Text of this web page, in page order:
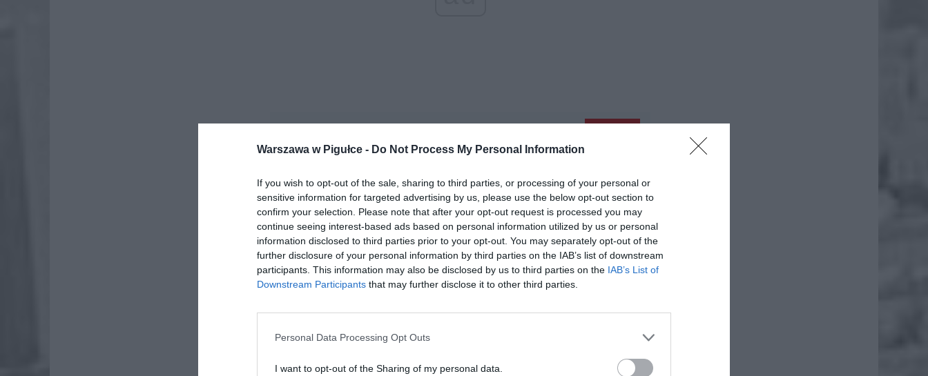
Warszawa w Pigułce - Do Not Process My Personal Information
If you wish to opt-out of the sale, sharing to third parties, or processing of your personal or
sensitive information for targeted advertising by us, please use the below opt-out section to
confirm your selection. Please note that after your opt-out request is processed you may
continue seeing interest-based ads based on personal information utilized by us or personal
information disclosed to third parties prior to your opt-out. You may separately opt-out of the
further disclosure of your personal information by third parties on the IAB’s list of downstream
participants. This information may also be disclosed by us to third parties on the IAB’s List of
Downstream Participants that may further disclose it to other third parties.
Personal Data Processing Opt Outs
I want to opt-out of the Sharing of my personal data.